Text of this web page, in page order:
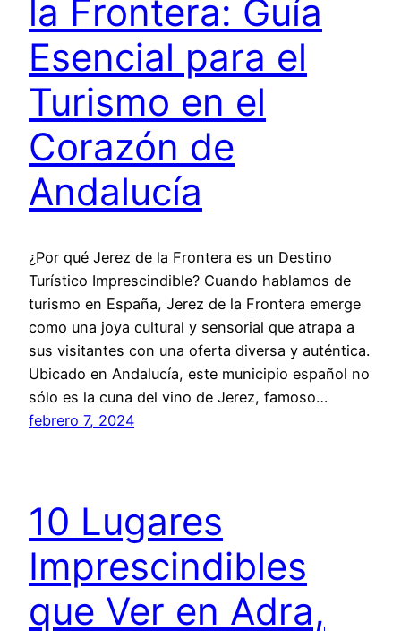
la Frontera: Guía
Esencial para el
Turismo en el
Corazón de
Andalucía
¿Por qué Jerez de la Frontera es un Destino
Turístico Imprescindible? Cuando hablamos de
turismo en España, Jerez de la Frontera emerge
como una joya cultural y sensorial que atrapa a
sus visitantes con una oferta diversa y auténtica.
Ubicado en Andalucía, este municipio español no
sólo es la cuna del vino de Jerez, famoso…
febrero 7, 2024
10 Lugares
Imprescindibles
que Ver en Adra,